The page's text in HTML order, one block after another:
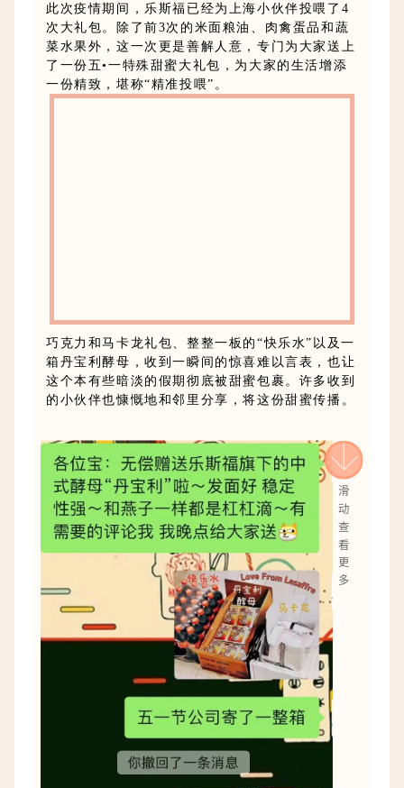
此次疫情期间，乐斯福已经为上海小伙伴投喂了4
次大礼包。除了前3次的米面粮油、肉禽蛋品和蔬
菜水果外，这一次更是善解人意，专门为大家送上
了一份五•一特殊甜蜜大礼包，为大家的生活增添
一份精致，堪称“精准投喂”。
巧克力和马卡龙礼包、整整一板的“快乐水”以及一
箱丹宝利酵母，收到一瞬间的惊喜难以言表，也让
这个本有些暗淡的假期彻底被甜蜜包裹。许多收到
的小伙伴也慷慨地和邻里分享，将这份甜蜜传播。
滑
动
查
看
更
多